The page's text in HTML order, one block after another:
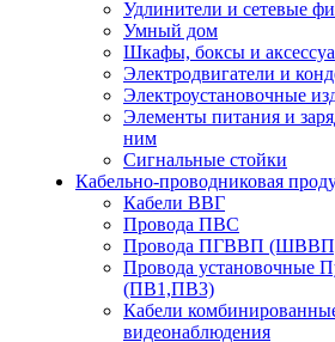
Удлинители и сетевые
Умный дом
Шкафы, боксы и
Электродвигатели и
Электроустановочные
Элементы питания и
ним
Сигнальные стойки
Кабельно-проводниковая
Кабели ВВГ
Провода ПВС
Провода ПГВВП
Провода установочные
(ПВ1,ПВ3)
Кабели
видеонаблюдения